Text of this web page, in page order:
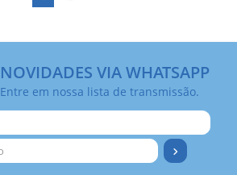
NOVIDADES VIA WHATSAPP
Entre em nossa lista de transmissão.